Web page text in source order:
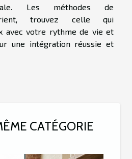
Les méthodes de
trouvez celle qui
avec votre rythme de vie et
une intégration réussie et
CATÉGORIE